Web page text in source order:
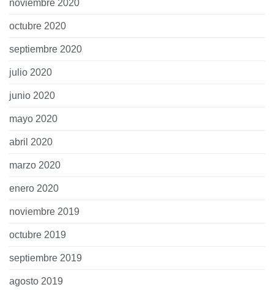
noviembre 2020
octubre 2020
septiembre 2020
julio 2020
junio 2020
mayo 2020
abril 2020
marzo 2020
enero 2020
noviembre 2019
octubre 2019
septiembre 2019
agosto 2019